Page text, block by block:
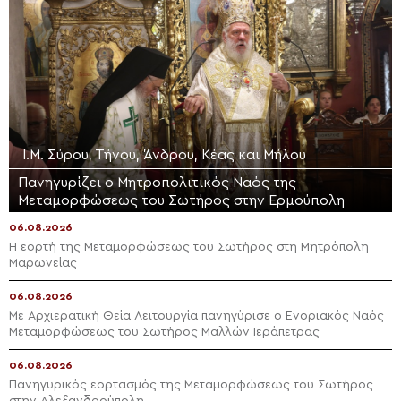
Ι.Μ. Σύρου, Τήνου, Άνδρου, Κέας και Μήλου
Πανηγυρίζει ο Μητροπολιτικός Ναός της
Μεταμορφώσεως του Σωτήρος στην Ερμούπολη
06.08.2026
Η εορτή της Μεταμορφώσεως του Σωτήρος στη Μητρόπολη
Μαρωνείας
06.08.2026
Με Αρχιερατική Θεία Λειτουργία πανηγύρισε ο Ενοριακός Ναός
Μεταμορφώσεως του Σωτήρος Μαλλών Ιεράπετρας
06.08.2026
Πανηγυρικός εορτασμός της Μεταμορφώσεως του Σωτήρος